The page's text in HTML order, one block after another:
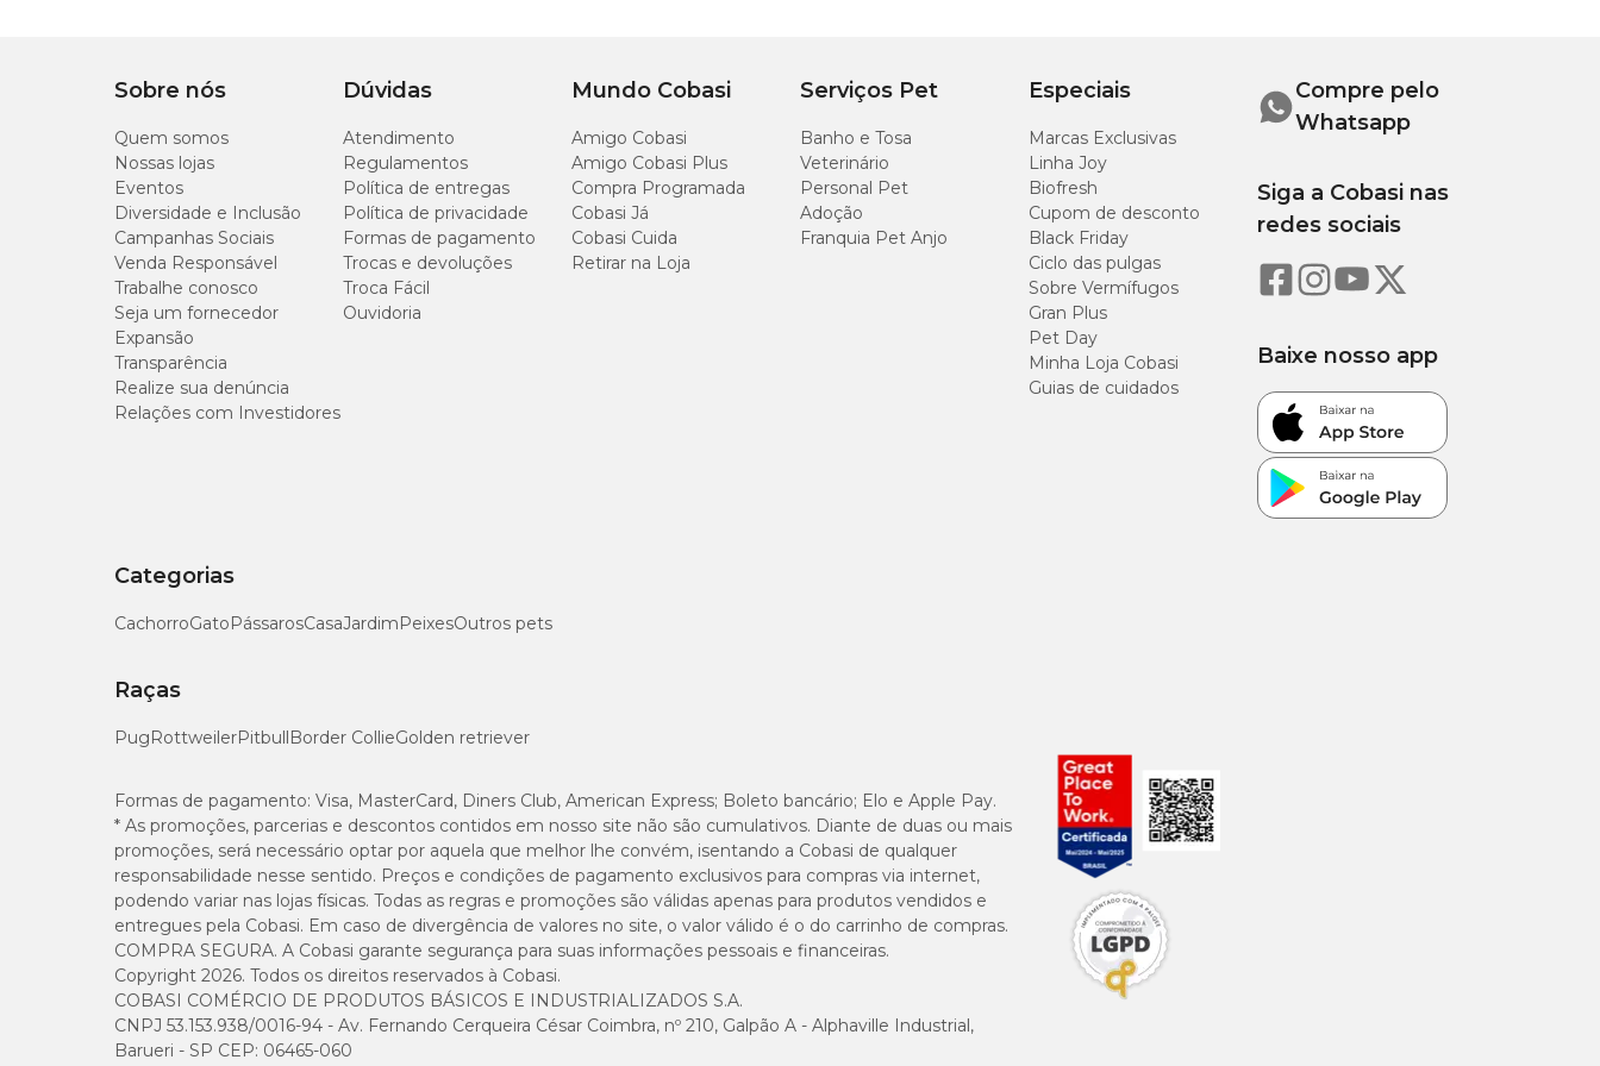
Importante:
Este brinquedo para cachorronão é indicado para roer. Nenhum brinquedo é 100% indestrutível. O objetivo dos brinquedos é entreter o seu pet. Mordê-lo
faz parte de seu instinto, por isso não fique chateado caso seu melhor amigo destrua algum deles. Não deixe seu bichinho com o brinquedo novo sem
supervisão.
Medidas aproximadas
Comprimento Diâmetro
23 cm 14 cm
Proporcione ao seu cão diversão, estímulo e uma alimentação mais equilibrada em um único produto.
Sobre nós
Quem somos
Nossas lojas
Eventos
Diversidade e Inclusão
Campanhas Sociais
Venda Responsável
Trabalhe conosco
Seja um fornecedor
Expansão
Transparência
Realize sua denúncia
Relações com Investidores
Dúvidas
Atendimento
Regulamentos
Política de entregas
Política de privacidade
Formas de pagamento
Trocas e devoluções
Troca Fácil
Ouvidoria
Mundo Cobasi
Amigo Cobasi
Amigo Cobasi Plus
Compra Programada
Cobasi Já
Cobasi Cuida
Retirar na Loja
Serviços Pet
Banho e Tosa
Veterinário
Personal Pet
Adoção
Franquia Pet Anjo
Especiais
Marcas Exclusivas
Linha Joy
Biofresh
Cupom de desconto
Black Friday
Ciclo das pulgas
Sobre Vermífugos
Gran Plus
Pet Day
Minha Loja Cobasi
Guias de cuidados
Categorias
CachorroGatoPássarosCasaJardimPeixesOutros pets
Raças
PugRottweilerPitbullBorder CollieGolden retriever
Compre pelo
Whatsapp
Siga a Cobasi nas
redes sociais
Baixe nosso app
Formas de pagamento: Visa, MasterCard, Diners Club, American Express; Boleto bancário; Elo e Apple Pay.
* As promoções, parcerias e descontos contidos em nosso site não são cumulativos. Diante de duas ou mais
promoções, será necessário optar por aquela que melhor lhe convém, isentando a Cobasi de qualquer
responsabilidade nesse sentido. Preços e condições de pagamento exclusivos para compras via internet,
podendo variar nas lojas físicas. Todas as regras e promoções são válidas apenas para produtos vendidos e
entregues pela Cobasi. Em caso de divergência de valores no site, o valor válido é o do carrinho de compras.
COMPRA SEGURA. A Cobasi garante segurança para suas informações pessoais e financeiras.
Copyright 2026. Todos os direitos reservados à Cobasi.
COBASI COMÉRCIO DE PRODUTOS BÁSICOS E INDUSTRIALIZADOS S.A.
CNPJ 53.153.938/0016-94 - Av. Fernando Cerqueira César Coimbra, nº 210, Galpão A - Alphaville Industrial,
Barueri - SP CEP: 06465-060